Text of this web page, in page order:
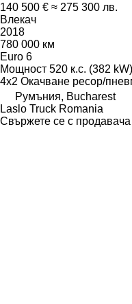
140 500 € ≈ 275 300 лв.
Влекач
2018
780 000 км
Euro 6
Мощност 520 к.с. (382 kW)
4x2 Окачване ресор/
Румъния, Bucharest
Laslo Truck Romania
Свържете се с продавача